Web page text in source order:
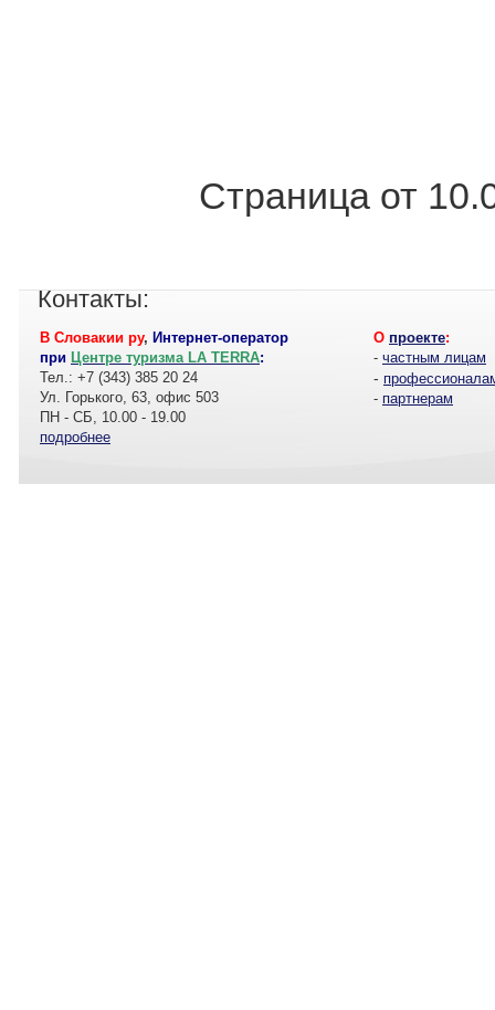
Страница от
Контакты:
В Словакии ру, Интернет-оператор
при Центре туризма LA TERRA:
Тел.: +7 (343) 385 20 24
Ул. Горького, 63, офис 503
ПН - СБ, 10.00 - 19.00
подробнее
О проекте:
- частным лицам
-
- партнерам